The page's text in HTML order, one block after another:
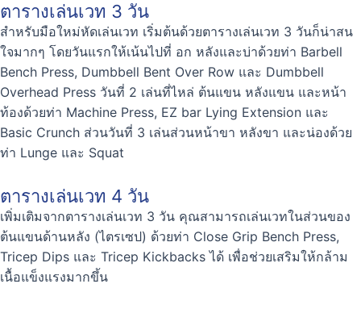
ตารางเล่นเวท 3 วัน
สำหรับมือใหม่หัดเล่นเวท เริ่มต้นด้วยตารางเล่นเวท 3 วันก็น่าสน
ใจมากๆ โดยวันแรกให้เน้นไปที่ อก หลังและบ่าด้วยท่า Barbell
Bench Press, Dumbbell Bent Over Row และ Dumbbell
Overhead Press วันที่ 2 เล่นที่ไหล่ ต้นแขน หลังแขน และหน้า
ท้องด้วยท่า Machine Press, EZ bar Lying Extension และ
Basic Crunch ส่วนวันที่ 3 เล่นส่วนหน้าขา หลังขา และน่องด้วย
ท่า Lunge และ Squat
ตารางเล่นเวท 4 วัน
เพิ่มเติมจากตารางเล่นเวท 3 วัน คุณสามารถเล่นเวทในส่วนของ
ต้นแขนด้านหลัง (ไตรเซป) ด้วยท่า Close Grip Bench Press,
Tricep Dips และ Tricep Kickbacks ได้ เพื่อช่วยเสริมให้กล้าม
เนื้อแข็งแรงมากขึ้น